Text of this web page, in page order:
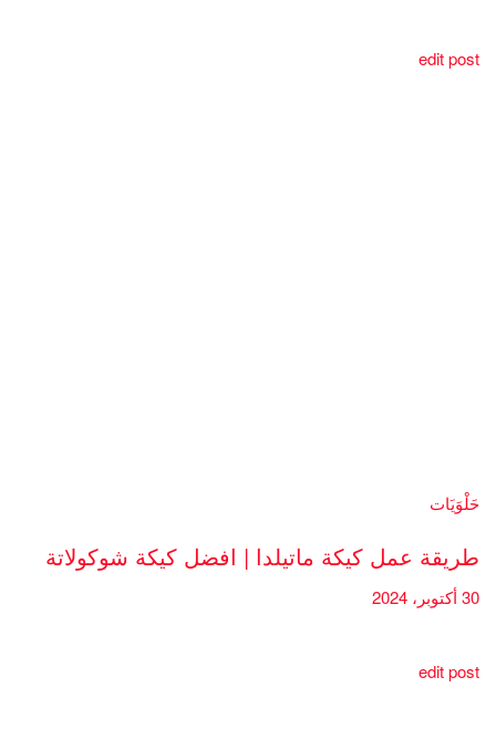
edit post
حَلْوَيَات
طريقة عمل كيكة ماتيلدا | افضل كيكة شوكولاتة
30 أكتوبر، 2024
edit post